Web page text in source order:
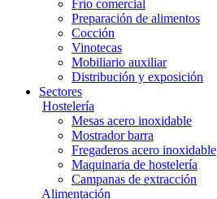
Frío comercial
Preparación de alimentos
Cocción
Vinotecas
Mobiliario auxiliar
Distribución y exposición
Sectores
Hostelería
Mesas acero inoxidable
Mostrador barra
Fregaderos acero inoxidable
Maquinaria de hostelería
Campanas de extracción
Alimentación